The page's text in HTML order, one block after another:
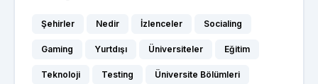
Şehirler Nedir İzlenceler Socialing
Gaming Yurtdışı Üniversiteler Eğitim
Teknoloji Testing Üniversite Bölümleri